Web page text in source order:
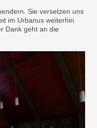
Sie versetzen uns
im Urbanus weiterhin
Dank geht an die